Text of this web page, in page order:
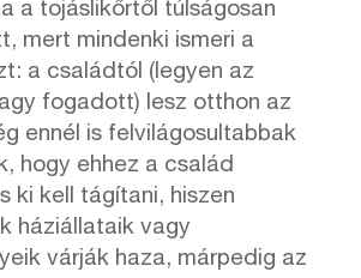
a tojáslikőrtől túlságosan
mert mindenki ismeri a
a családtól (legyen az
fogadott) lesz otthon az
ennél is felvilágosultabbak
hogy ehhez a család
ki kell tágítani, hiszen
háziállataik vagy
várják haza, márpedig az